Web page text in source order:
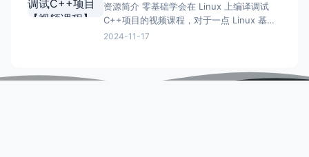
资源简介 零基础学会在 Linux 上编译调试
C++项目的视频课程，对于一点 Linux 基础
都没有，又想学习在上面搞 C++开发的同学
操作界面和常用命令，让你能有个初步的认
2024-11-17